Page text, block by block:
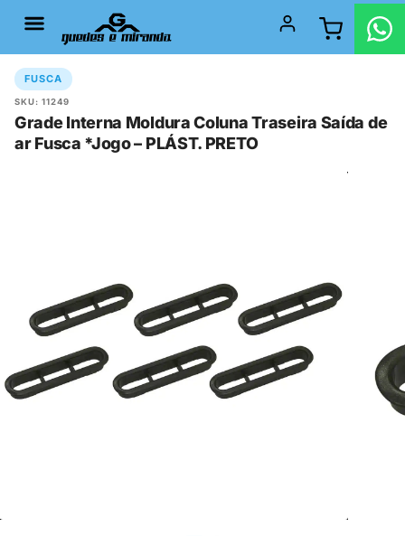
FUSCA
SKU: 11249
Grade Interna Moldura Coluna Traseira Saída de
ar Fusca *Jogo – PLÁST. PRETO